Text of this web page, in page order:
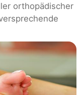
orthopädischer